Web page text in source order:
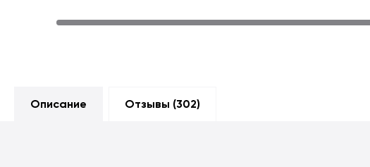
Описание Отзывы (302)